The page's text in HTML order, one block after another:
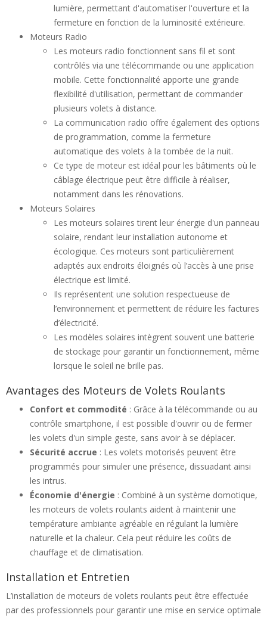
lumière, permettant d'automatiser l'ouverture et la
fermeture en fonction de la luminosité extérieure.
Moteurs Radio
Les moteurs radio fonctionnent sans fil et sont
contrôlés via une télécommande ou une application
mobile. Cette fonctionnalité apporte une grande
flexibilité d'utilisation, permettant de commander
plusieurs volets à distance.
La communication radio offre également des options
de programmation, comme la fermeture
automatique des volets à la tombée de la nuit.
Ce type de moteur est idéal pour les bâtiments où le
câblage électrique peut être difficile à réaliser,
notamment dans les rénovations.
Moteurs Solaires
Les moteurs solaires tirent leur énergie d'un panneau
solaire, rendant leur installation autonome et
écologique. Ces moteurs sont particulièrement
adaptés aux endroits éloignés où l’accès à une prise
électrique est limité.
Ils représentent une solution respectueuse de
l’environnement et permettent de réduire les factures
d’électricité.
Les modèles solaires intègrent souvent une batterie
de stockage pour garantir un fonctionnement, même
lorsque le soleil ne brille pas.
Avantages des Moteurs de Volets Roulants
Confort et commodité : Grâce à la télécommande ou au
contrôle smartphone, il est possible d'ouvrir ou de fermer
les volets d'un simple geste, sans avoir à se déplacer.
Sécurité accrue : Les volets motorisés peuvent être
programmés pour simuler une présence, dissuadant ainsi
les intrus.
Économie d'énergie : Combiné à un système domotique,
les moteurs de volets roulants aident à maintenir une
température ambiante agréable en régulant la lumière
naturelle et la chaleur. Cela peut réduire les coûts de
chauffage et de climatisation.
Installation et Entretien
L’installation de moteurs de volets roulants peut être effectuée
par des professionnels pour garantir une mise en service optimale